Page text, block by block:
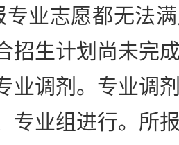
志愿都无法满
招生计划尚未完
业调剂。专业调
专业组进行。所